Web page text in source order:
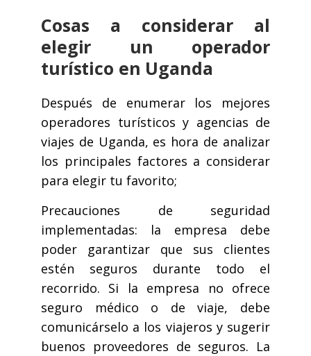
Cosas a considerar al
elegir un operador
turístico en Uganda
Después de enumerar los mejores
operadores turísticos y agencias de
viajes de Uganda, es hora de analizar
los principales factores a considerar
para elegir tu favorito;
Precauciones de seguridad
implementadas: la empresa debe
poder garantizar que sus clientes
estén seguros durante todo el
recorrido. Si la empresa no ofrece
seguro médico o de viaje, debe
comunicárselo a los viajeros y sugerir
buenos proveedores de seguros. La